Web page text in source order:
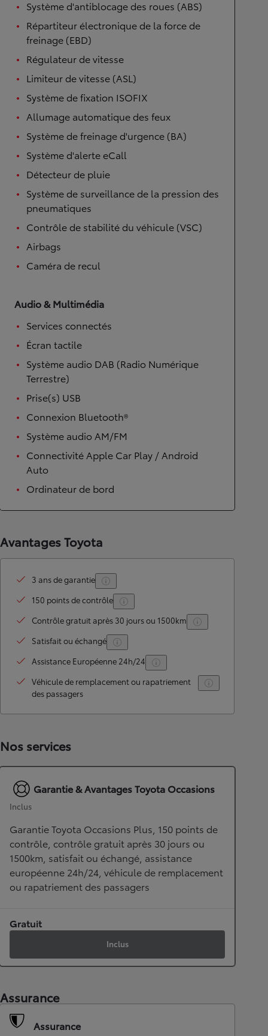
Système d'antiblocage des roues (ABS)
Répartiteur électronique de la force de
freinage (EBD)
Régulateur de vitesse
Limiteur de vitesse (ASL)
Système de fixation ISOFIX
Allumage automatique des feux
Système de freinage d'urgence (BA)
Système d'alerte eCall
Détecteur de pluie
Système de surveillance de la pression des
pneumatiques
Contrôle de stabilité du véhicule (VSC)
Airbags
Caméra de recul
Audio & Multimédia
Services connectés
Écran tactile
Système audio DAB (Radio Numérique
Terrestre)
Prise(s) USB
Connexion Bluetooth®
Système audio AM/FM
Connectivité Apple Car Play / Android
Auto
Ordinateur de bord
Avantages Toyota
3 ans de garantie
150 points de contrôle
Contrôle gratuit après 30 jours ou 1500km
Satisfait ou échangé
Assistance Européenne 24h/24
Véhicule de remplacement ou rapatriement
des passagers
Nos services
Garantie & Avantages Toyota Occasions
Inclus
Garantie Toyota Occasions Plus, 150 points de
contrôle, contrôle gratuit après 30 jours ou
1500km, satisfait ou échangé, assistance
européenne 24h/24, véhicule de remplacement
ou rapatriement des passagers
Gratuit
Inclus
Assurance
Assurance